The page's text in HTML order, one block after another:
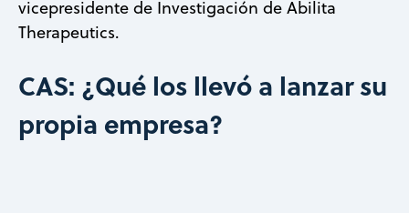
vicepresidente de Investigación de Abilita
Therapeutics.
CAS: ¿Qué los llevó a lanzar su
propia empresa?